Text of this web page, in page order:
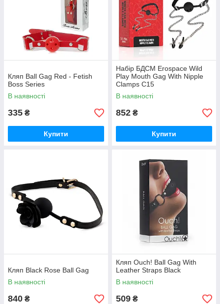
Кляп Ball Gag Red - Fetish
Boss Series
В наявності
335 ₴
Купити
Набір БДСМ Erospace Wild
Play Mouth Gag With Nipple
Clamps C15
В наявності
852 ₴
Купити
Кляп Black Rose Ball Gag
В наявності
840 ₴
Кляп Ouch! Ball Gag With
Leather Straps Black
В наявності
509 ₴